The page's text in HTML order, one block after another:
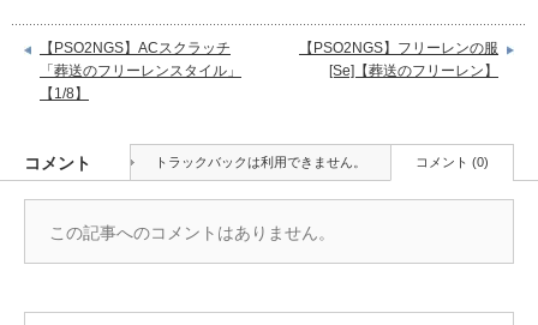
【PSO2NGS】ACスクラッチ
「葬送のフリーレンスタイル」
【1/8】
【PSO2NGS】フリーレンの服
[Se]【葬送のフリーレン】
コメント トラックバックは利用できません。 コメント (0)
この記事へのコメントはありません。